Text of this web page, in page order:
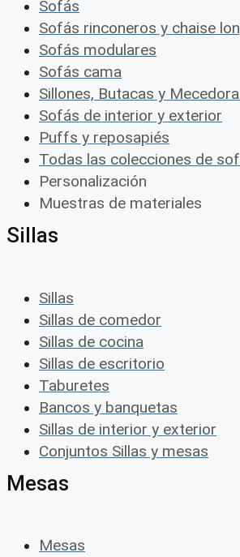
Sofás
Sofás rinconeros y chaise
Sofás modulares
Sofás cama
Sillones, Butacas y
Sofás de interior y exterior
Puffs y reposapiés
Todas las colecciones de
Personalización
Muestras de materiales
Sillas
Sillas
Sillas de comedor
Sillas de cocina
Sillas de escritorio
Taburetes
Bancos y banquetas
Sillas de interior y exterior
Conjuntos Sillas y mesas
Mesas
Mesas